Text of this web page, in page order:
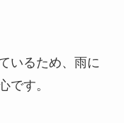
いるため、雨に
です。